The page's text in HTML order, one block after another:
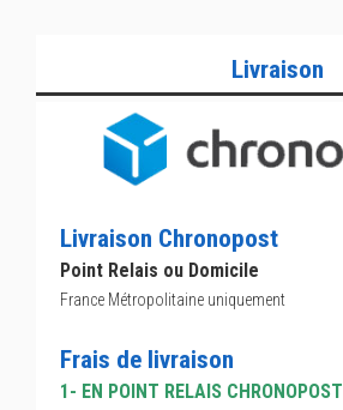
Livraison
Livraison Chronopost
Point Relais ou Domicile
France Métropolitaine uniquement
Frais de livraison
1- EN POINT RELAIS CHRONOPOST